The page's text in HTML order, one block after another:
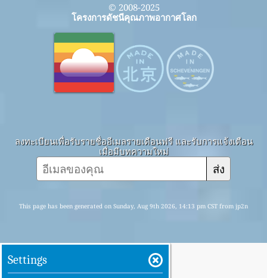
© 2008-2025
โครงการดัชนีคุณภาพอากาศโลก
ลงทะเบียนเพื่อรับรายชื่ออีเมลรายเดือนฟรี และรับการแจ้งเตือน
เมื่อมีบทความใหม่
ส่ง
This page has been generated on Sunday, Aug 9th 2026, 14:13 pm CST from jp2n
Settings